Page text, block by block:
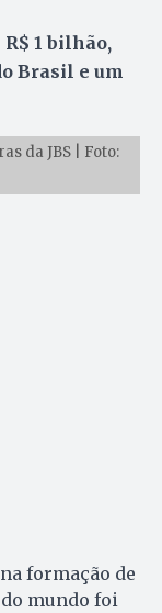
1 bilhão,
Brasil e um
da JBS | Foto:
formação de
mundo foi